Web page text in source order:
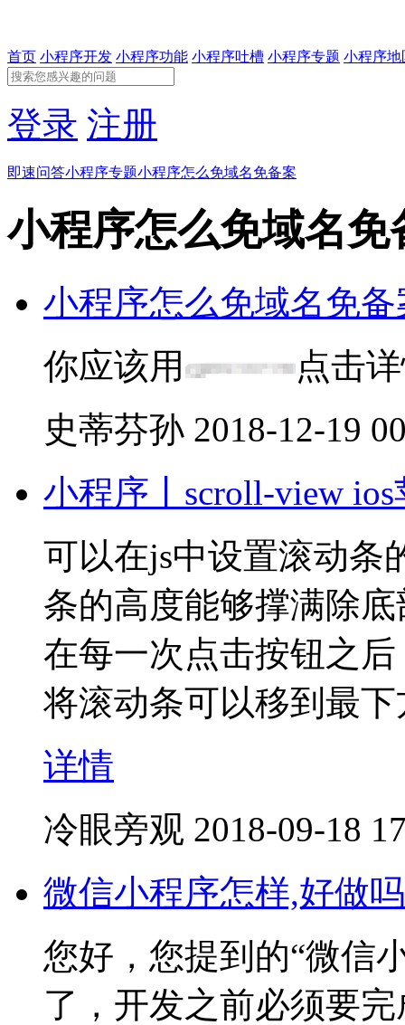
首页 小程序开发 小程序功能 小程序吐槽 小程序专题 小程序地
登录 注册
即速问答小程序专题小程序怎么免域名免备案
小程序怎么免域名免
小程序怎么免域名免备
你应该用
点击
史蒂芬孙 2018-12-19
小程序丨scroll-view
可以在js中设置滚动条
条的高度能够撑满除
在每一次点击按钮之
将滚动条可以移到最下
详情
冷眼旁观 2018-09-18
微信小程序怎样,好做
您好，您提到的“微信
了，开发之前必须要